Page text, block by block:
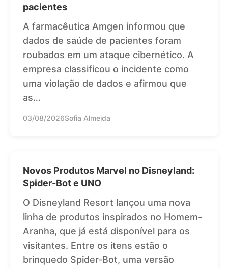
pacientes
A farmacêutica Amgen informou que
dados de saúde de pacientes foram
roubados em um ataque cibernético. A
empresa classificou o incidente como
uma violação de dados e afirmou que
as…
03/08/2026Sofia Almeida
Novos Produtos Marvel no Disneyland:
Spider-Bot e UNO
O Disneyland Resort lançou uma nova
linha de produtos inspirados no Homem-
Aranha, que já está disponível para os
visitantes. Entre os itens estão o
brinquedo Spider-Bot, uma versão